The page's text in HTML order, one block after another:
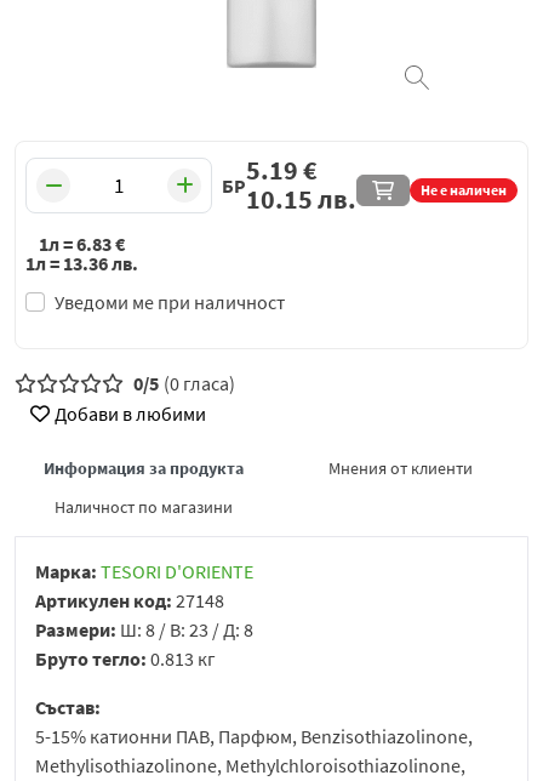
БР Не е наличен
Уведоми ме при наличност
5.19€
10.15лв.
1л =6.83€
1л = 13.36лв.
0/5 (0 гласа)
Добави в любими
Информация за продукта
Мнения от клиенти
Наличност по магазини
Марка: TESORI D'ORIENTE
Артикулен код: 27148
Размери: Ш: 8 / В: 23 / Д: 8
Бруто тегло: 0.813 кг
Състав:
5-15% катионни ПАВ, Парфюм, Benzisothiazolinone,
Methylisothiazolinone, Methylchloroisothiazolinone,